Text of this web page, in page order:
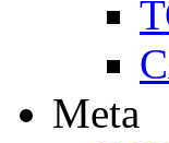
Meta